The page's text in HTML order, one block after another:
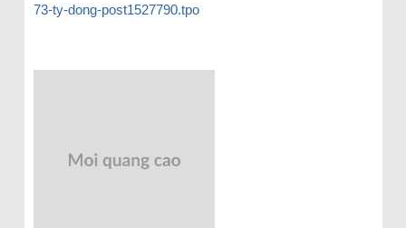
73-ty-dong-post1527790.tpo